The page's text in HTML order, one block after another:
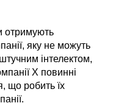
отримують
яку не можуть
інтелектом,
X повинні
що робить їх